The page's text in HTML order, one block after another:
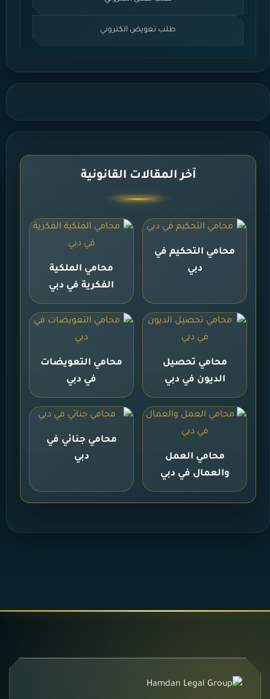
طلب تعويض الكتروني
آخر المقالات القانونية
محامي التحكيم في
دبي
محامي الملكية
الفكرية في دبي
محامي تحصيل
الديون في دبي
محامي التعويضات
في دبي
محامي العمل
والعمال في دبي
محامي جنائي في
دبي